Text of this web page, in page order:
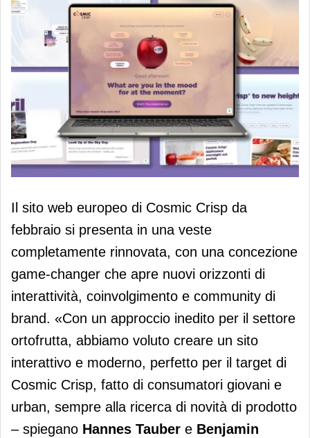
Cosmic Crisp rinnova il sito web
Il sito web europeo di Cosmic Crisp da
febbraio si presenta in una veste
completamente rinnovata, con una concezione
game-changer che apre nuovi orizzonti di
interattività, coinvolgimento e community di
brand. «Con un approccio inedito per il settore
ortofrutta, abbiamo voluto creare un sito
interattivo e moderno, perfetto per il target di
Cosmic Crisp, fatto di consumatori giovani e
urban, sempre alla ricerca di novità di prodotto
– spiegano Hannes Tauber e Benjamin